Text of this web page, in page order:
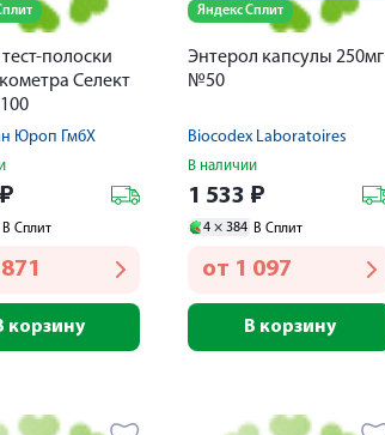
полоски
Селект
Юроп ГмбХ
₽
В Сплит
корзину
Яндекс Сплит
Энтерол капсулы 250мг
№50
Biocodex Laboratoires
В наличии
1 533 ₽
4 × 384 В Сплит
от 1 097
В корзину